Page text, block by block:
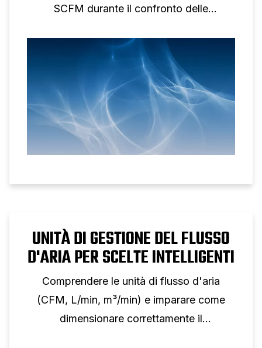
SCFM durante il confronto delle
UNITÀ DI GESTIONE DEL FLUSSO
D'ARIA PER SCELTE INTELLIGENTI
Comprendere le unità di flusso d'aria
(CFM, L/min, m³/min) e imparare come
dimensionare correttamente il